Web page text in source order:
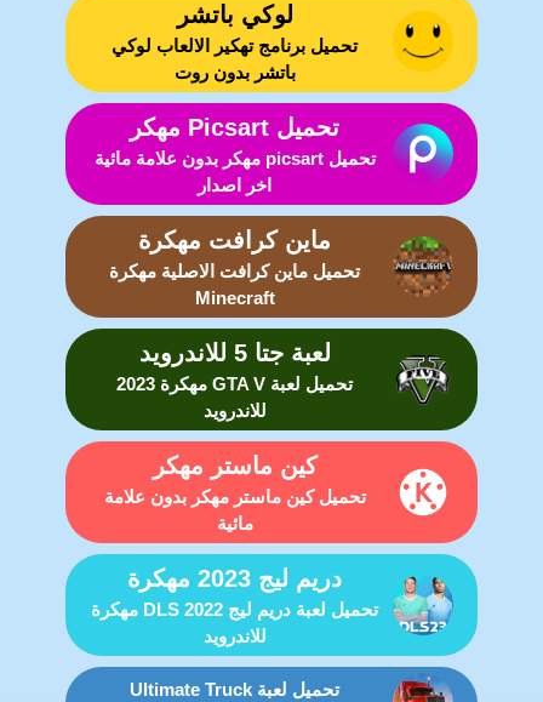
لوكي باتشر
تحميل برنامج تهكير الالعاب لوكي
باتشر بدون روت
تحميل Picsart مهكر
تحميل picsart مهكر بدون علامة مائية
اخر اصدار
ماين كرافت مهكرة
تحميل ماين كرافت الاصلية مهكرة
Minecraft
لعبة جتا 5 للاندرويد
تحميل لعبة GTA V مهكرة 2023
للاندرويد
كين ماستر مهكر
تحميل كين ماستر مهكر بدون علامة
مائية
دريم ليج 2023 مهكرة
تحميل لعبة دريم ليج DLS 2022 مهكرة
للاندرويد
تحميل لعبة Ultimate Truck